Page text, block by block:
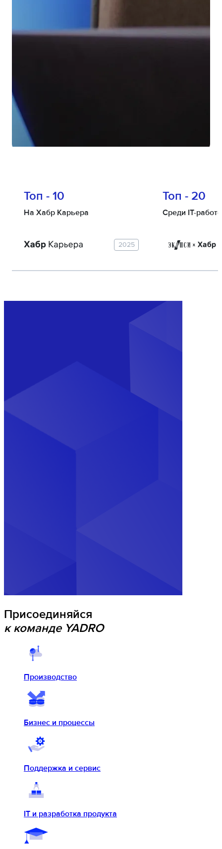
Топ - 10
На Хабр Карьера
2025
Топ - 20
Среди IT-
Присоединяйся
к команде YADRO
Производство
Бизнес и процессы
Поддержка и сервис
IT и разработка продукта